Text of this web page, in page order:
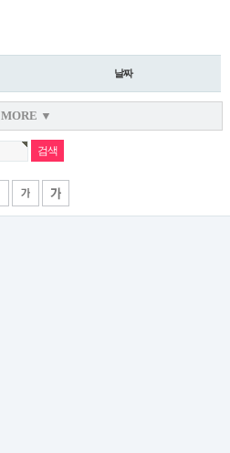
날짜
MORE ▼